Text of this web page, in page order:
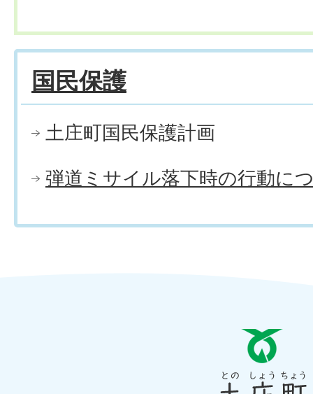
国民保護
土庄町国民保護計画
弾道ミサイル落下時の行動に
の